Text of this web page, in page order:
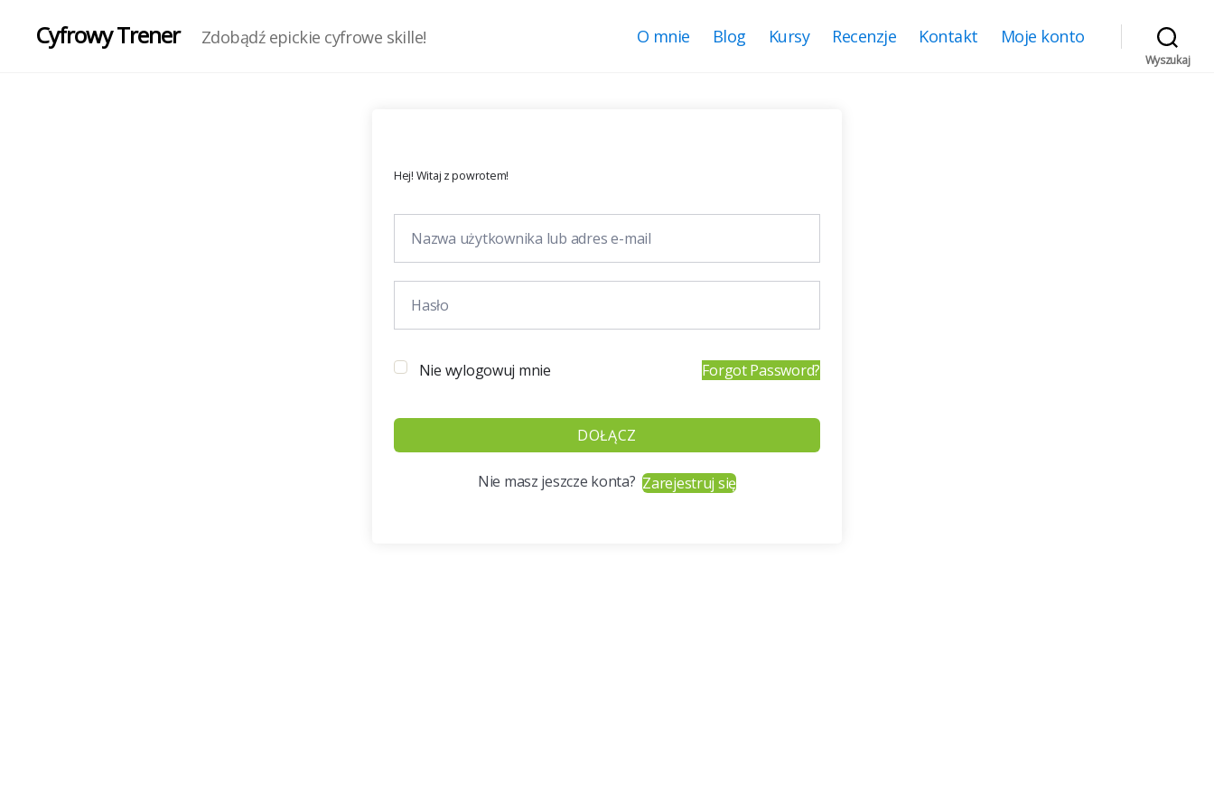
Cyfrowy Trener Zdobądź epickie cyfrowe skille! O mnie Blog Kursy Recenzje Kontakt Moje konto
Wyszukaj
Hej! Witaj z powrotem!
Nie wylogowuj mnie Forgot Password?
DOŁĄCZ
Nie masz jeszcze konta?Zarejestruj się